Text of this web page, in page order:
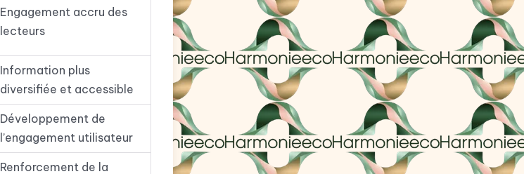
Engagement accru des
lecteurs
Information plus
diversifiée et accessible
Développement de
l’engagement utilisateur
Renforcement de la